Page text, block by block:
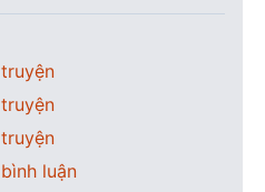
truyện
truyện
truyện
bình luận